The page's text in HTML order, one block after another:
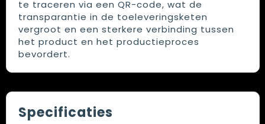
te traceren via een QR-code, wat de
transparantie in de toeleveringsketen
vergroot en een sterkere verbinding tussen
het product en het productieproces
bevordert.
Specificaties